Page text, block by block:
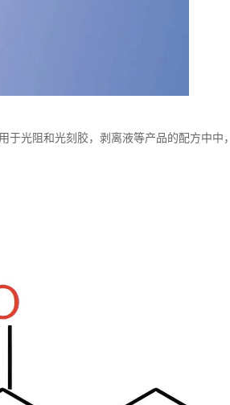
光阻和光刻胶，剥离液等产品的配方中中，